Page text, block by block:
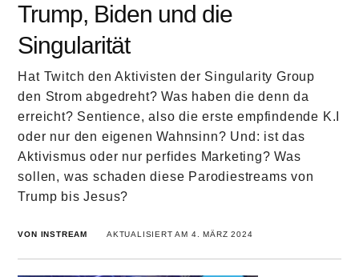
Trump, Biden und die
Singularität
Hat Twitch den Aktivisten der Singularity Group
den Strom abgedreht? Was haben die denn da
erreicht? Sentience, also die erste empfindende K.I
oder nur den eigenen Wahnsinn? Und: ist das
Aktivismus oder nur perfides Marketing? Was
sollen, was schaden diese Parodiestreams von
Trump bis Jesus?
VON INSTREAM AKTUALISIERT AM 4. MÄRZ 2024